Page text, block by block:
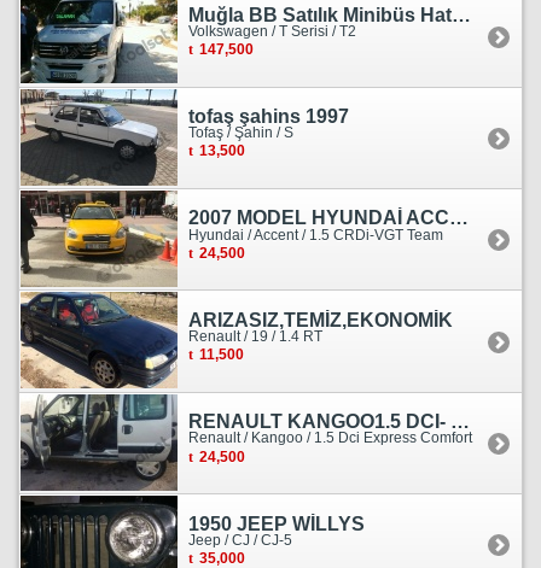
Muğla BB Satılık Minibüs Hatı Volkswagen Crafter
Volkswagen / T Serisi / T2
147,500
tofaş şahins 1997
Tofaş / Şahin / S
13,500
2007 MODEL HYUNDAİ ACCENT ERA MOTOR YENİ YAPILDI
Hyundai / Accent / 1.5 CRDi-VGT Team
24,500
ARIZASIZ,TEMİZ,EKONOMİK
Renault / 19 / 1.4 RT
11,500
RENAULT KANGOO1.5 DCI- 138 KM
Renault / Kangoo / 1.5 Dci Express Comfort
24,500
1950 JEEP WİLLYS
Jeep / CJ / CJ-5
35,000